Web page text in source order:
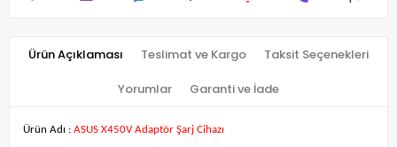
Ürün Açıklaması Teslimat ve Kargo Taksit Seçenekleri
Yorumlar Garanti ve İade
Ürün Adı : ASUS X450V Adaptör Şarj Cihazı